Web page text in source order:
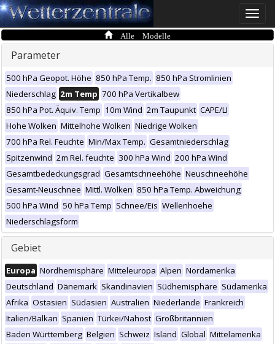
Toggle
Alle Modelle
Parameter
500 hPa Geopot. Höhe 850 hPa Temp. 850 hPa Stromlinien
Niederschlag 2m Temp 700 hPa Vertikalbew
850 hPa Pot. Äquiv. Temp 10m Wind 2m Taupunkt CAPE/LI
Hohe Wolken Mittelhohe Wolken Niedrige Wolken
700 hPa Rel. Feuchte Min/Max Temp. Gesamtniederschlag
Spitzenwind 2m Rel. feuchte 300 hPa Wind 200 hPa Wind
Gesamtbedeckungsgrad Gesamtschneehöhe Neuschneehöhe
Gesamt-Neuschnee Mittl. Wolken 850 hPa Temp. Abweichung
500 hPa Wind 50 hPa Temp Schnee/Eis Wellenhoehe
Niederschlagsform
Gebiet
Europa Nordhemisphäre Mitteleuropa Alpen Nordamerika
Deutschland Dänemark Skandinavien Südhemisphäre Südamerika
Afrika Ostasien Südasien Australien Niederlande Frankreich
Italien/Balkan Spanien Türkei/Nahost Großbritannien
Baden Württemberg Belgien Schweiz Island Global Mittelamerika